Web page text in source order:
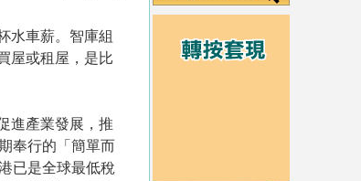
水車薪。智庫組
屋或租屋，是比
進產業發展，推
奉行的「簡單而
已是全球最低稅